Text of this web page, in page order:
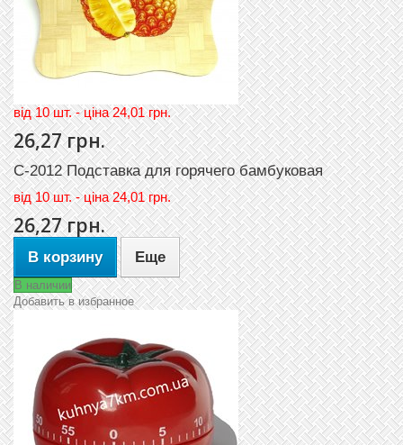
вiд 10 шт. - цiна 24,01 грн.
26,27 грн.
С-2012 Подставка для горячего бамбуковая
вiд 10 шт. - цiна 24,01 грн.
26,27 грн.
В корзину Еще
В наличии
Добавить в избранное